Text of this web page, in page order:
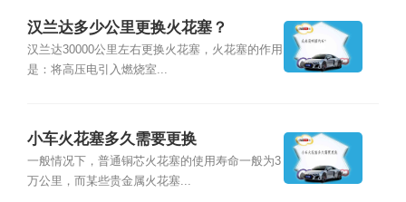
汉兰达多少公里更换火花塞？
汉兰达30000公里左右更换火花塞，火花塞的作用
是：将高压电引入燃烧室...
小车火花塞多久需要更换
一般情况下，普通铜芯火花塞的使用寿命一般为3
万公里，而某些贵金属火花塞...